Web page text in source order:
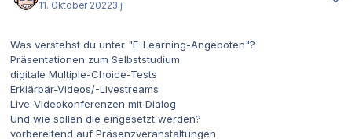
11. Oktober 20223 j
Was verstehst du unter "E-Learning-Angeboten"?
Präsentationen zum Selbststudium
digitale Multiple-Choice-Tests
Erklärbär-Videos/-Livestreams
Live-Videokonferenzen mit Dialog
Und wie sollen die eingesetzt werden?
vorbereitend auf Präsenzveranstaltungen